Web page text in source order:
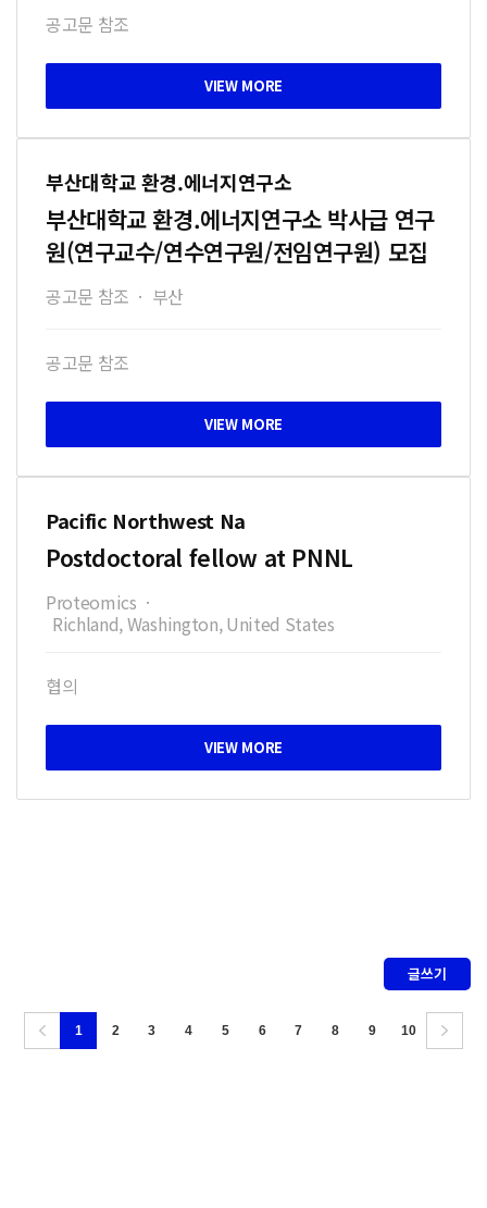
공고문 참조
부산대학교 환경.에너지연구소
부산대학교 환경.에너지연구소 박사급 연구
원(연구교수/연수연구원/전임연구원) 모집
공고문 참조 · 부산
공고문 참조
Pacific Northwest Na
Postdoctoral fellow at PNNL
Proteomics ·
Richland, Washington, United States
협의
글쓰기
1 2 3 4 5 6 7 8 9 10